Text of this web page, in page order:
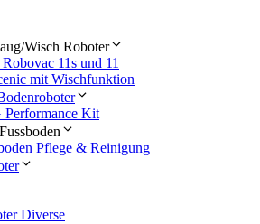
Wisch Roboter
11s und 11
mit Wischfunktion
Performance Kit
Pflege & Reinigung
Diverse